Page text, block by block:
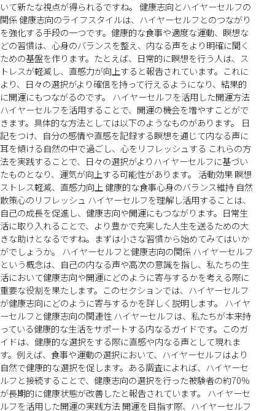
いて新たな視点が得られるですね。 健康志向とハイヤーセルフの
関係 健康志向のライフスタイルは、ハイヤーセルフとのつながり
を強化する手段の一つです。健康的な食事や適度な運動、瞑想な
どの習慣は、心身のバランスを整え、内なる声をより明確に聞く
ための基盤を作ります。たとえば、日常的に瞑想を行う人は、ス
トレスが軽減し、直感力が向上すると報告されています。これに
より、日々の選択がより確信を持って行えるようになり、結果的
に開運にもつながるのです。 ハイヤーセルフを活用した開運方法
ハイヤーセルフを活用することで、開運の機会を増やすことがで
きます。具体的な方法としては以下のようなものがあります。 日
記をつけ、自分の感情や直感を記録する瞑想を通じて内なる声に
耳を傾ける自然の中で過ごし、心をリフレッシュする これらの方
法を実践することで、日々の選択がよりハイヤーセルフに基づい
たものとなり、運気が向上する可能性があります。 活動効果 瞑想
ストレス軽減、直感力向上 健康的な食事心身のバランス維持 自然
散策心のリフレッシュ ハイヤーセルフを理解し活用することは、
自己の成長を促進し、健康志向や開運にもつながります。日常生
活に取り入れることで、より豊かで充実した人生を送るための大
きな助けとなるですね。まずは小さな習慣から始めてみてはいか
がでしょうか。 ハイヤーセルフと健康志向の関係 ハイヤーセルフ
という概念は、自己の内なる声や高次の意識を指し、私たちの生
活において健康志向や開運にどのように寄与するかを考える際に
重要な役割を果たします。このセクションでは、ハイヤーセルフ
が健康志向にどのように寄与するかを詳しく説明します。 ハイヤ
ーセルフと健康志向の関連性 ハイヤーセルフは、私たちが本来持
っている健康的な生活をサポートする内なるガイドです。このガ
イドは、健康的な選択をする際に直感や内なる声として現れま
す。例えば、食事や運動の選択において、ハイヤーセルフはより
自然で健康的な選択を促します。ある調査によれば、ハイヤーセ
ルフと接続することで、健康志向の選択を行った被験者の約70%
が長期的に健康状態が改善したと報告されています。 ハイヤーセ
ルフを活用した開運の実践方法 開運を目指す際、ハイヤーセルフ